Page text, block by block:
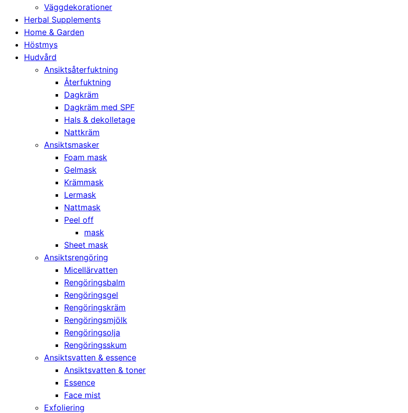
Väggdekorationer
Herbal Supplements
Home & Garden
Höstmys
Hudvård
Ansiktsåterfuktning
Återfuktning
Dagkräm
Dagkräm med SPF
Hals & dekolletage
Nattkräm
Ansiktsmasker
Foam mask
Gelmask
Krämmask
Lermask
Nattmask
Peel off
mask
Sheet mask
Ansiktsrengöring
Micellärvatten
Rengöringsbalm
Rengöringsgel
Rengöringskräm
Rengöringsmjölk
Rengöringsolja
Rengöringsskum
Ansiktsvatten & essence
Ansiktsvatten & toner
Essence
Face mist
Exfoliering